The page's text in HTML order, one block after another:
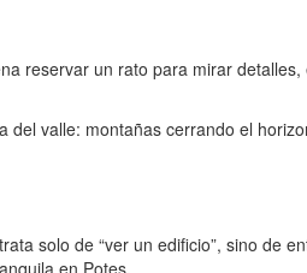
reservar un rato para mirar
valle: montañas cerrando el
solo de “ver un edificio”, sino de
en Potes.